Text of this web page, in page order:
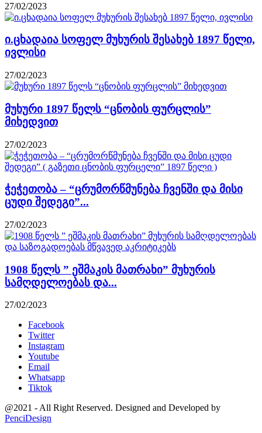
27/02/2023
ი.ცხადაია სოფელ მუხურის შესახებ 1897 წელი,
ივლისი
27/02/2023
მუხური 1897 წელს “ცნობის ფურცლის”
მიხედვით
27/02/2023
ჭეჭეთობა – “ცრუმორწმუნება ჩვენში და მისი
ცუდი შედეგი”...
27/02/2023
1908 წელს ” ეშმაკის მათრახი” მუხურის
სამღდელოებას და...
27/02/2023
Facebook
Twitter
Instagram
Youtube
Email
Whatsapp
Tiktok
@2021 - All Right Reserved. Designed and Developed by
PenciDesign